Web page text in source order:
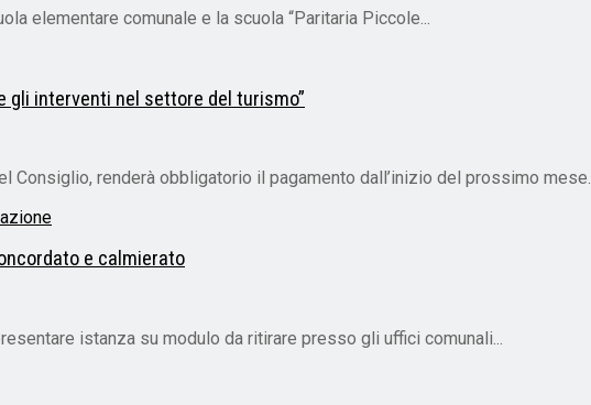
elementare comunale e la scuola “Paritaria Piccole...
gli interventi nel settore del turismo”
Consiglio, renderà obbligatorio il pagamento dall’inizio del prossimo mese.
e calmierato
istanza su modulo da ritirare presso gli uffici comunali...